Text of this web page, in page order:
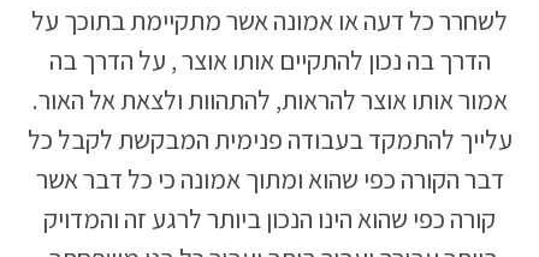
לשחרר כל דעה או אמונה אשר מתקיימת בתוכך על
הדרך בה נכון להתקיים אותו אוצר , על הדרך בה
אמור אותו אוצר להראות, להתהוות ולצאת אל האור.
עלייך להתמקד בעבודה פנימית המבקשת לקבל כל
דבר הקורה כפי שהוא ומתוך אמונה כי כל דבר אשר
קורה כפי שהוא הינו הנכון ביותר לרגע זה והמדויק